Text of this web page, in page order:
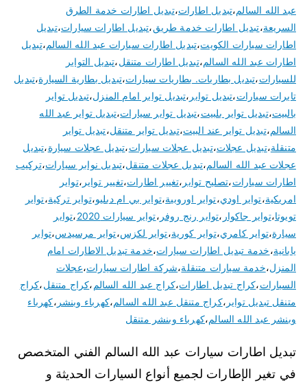
عبد الله السالم،تبديل اطارات،تبديل اطارات خدمة الطرق
السريعة،تبديل اطارات خدمة طريق،تبديل اطارات سيارات،تبديل
اطارات سيارات الكويت،تبديل اطارات سيارات عبد الله السالم،تبديل
اطارات عبد الله السالم،تبديل اطارات متنقل،تبديل التواير
للسيارات،تبديل بطاريات. بطاريات سيارات،تبديل بطارية السيارة،تبديل
تايرات سيارات،تبديل تواير ،تبديل تواير امام المنزل،تبديل تواير
بالبيت،تبديل تواير بلبيت،تبديل تواير سيارات،تبديل تواير عبد الله
السالم،تبديل تواير عند البيت،تبديل تواير متنقل،تبديل تواير
متنقلة،تبديل عجلات،تبديل عجلات سيارات،تبديل عجلات سيارة،تبديل
عجلات عبد الله السالم،تبديل عجلات متنقل،تبديل نوابر سيارات،تركيب
اطارات سيارات،تصليح تواير ،تغيير اطارات،تغيير تواير ،تواير
امريكية،تواير اودي،تواير اوروبية،تواير بي ام دبليو،تواير تركية،تواير
تويوتا،تواير جاكوار ،تواير رنج روفر ،تواير سيارات 2020 ،تواير
سيارة،تواير كامري،تواير كورية،تواير لكزس،تواير مرسيدس،تواير
يابانية،خدمة تبديل اطارات سيارات،خدمة تبديل الاطارات امام
المنزل،خدمة سيارات متنقلة،شركة اطارات سيارات،عجلات
السيارات،كراج تبديل اطارات،كراج عبد الله السالم،كراج متنقل،كراج
متنقل تبديل تواير ،كراج متنقل عبد الله السالم،كهرباء وبنشر ،كهرباء
وبنشر عبد الله السالم،كهرباء وبنشر متنقل
تبديل اطارات سيارات عبد الله السالم الفني المتخصص
في تغير الإطارات لجميع أنواع السيارات الحديثة و